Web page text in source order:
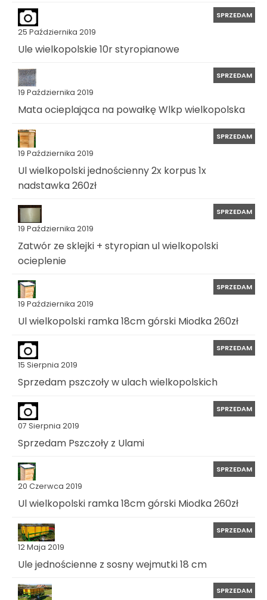
25 Października 2019
SPRZEDAM
Ule wielkopolskie 10r styropianowe
19 Października 2019
SPRZEDAM
Mata ocieplająca na powałkę Wlkp wielkopolska
19 Października 2019
SPRZEDAM
Ul wielkopolski jednościenny 2x korpus 1x
nadstawka 260zł
19 Października 2019
SPRZEDAM
Zatwór ze sklejki + styropian ul wielkopolski
ocieplenie
19 Października 2019
SPRZEDAM
Ul wielkopolski ramka 18cm górski Miodka 260zł
15 Sierpnia 2019
SPRZEDAM
Sprzedam pszczoły w ulach wielkopolskich
07 Sierpnia 2019
SPRZEDAM
Sprzedam Pszczoły z Ulami
20 Czerwca 2019
SPRZEDAM
Ul wielkopolski ramka 18cm górski Miodka 260zł
12 Maja 2019
SPRZEDAM
Ule jednościenne z sosny wejmutki 18 cm
SPRZEDAM